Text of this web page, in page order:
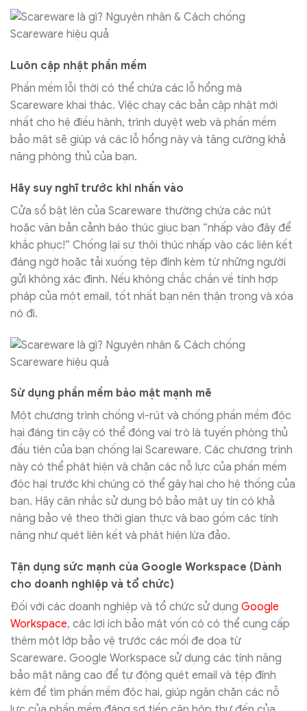
Luôn cập nhật phần mềm
Phần mềm lỗi thời có thể chứa các lỗ hổng mà
Scareware khai thác. Việc chạy các bản cập nhật mới
nhất cho hệ điều hành, trình duyệt web và phần mềm
bảo mật sẽ giúp vá các lỗ hổng này và tăng cường khả
năng phòng thủ của bạn.
Hãy suy nghĩ trước khi nhấn vào
Cửa sổ bật lên của Scareware thường chứa các nút
hoặc văn bản cảnh báo thúc giục bạn “nhấp vào đây để
khắc phục!” Chống lại sự thôi thúc nhấp vào các liên kết
đáng ngờ hoặc tải xuống tệp đính kèm từ những người
gửi không xác định. Nếu không chắc chắn về tính hợp
pháp của một email, tốt nhất bạn nên thận trọng và xóa
nó đi.
Sử dụng phần mềm bảo mật mạnh mẽ
Một chương trình chống vi-rút và chống phần mềm độc
hại đáng tin cậy có thể đóng vai trò là tuyến phòng thủ
đầu tiên của bạn chống lại Scareware. Các chương trình
này có thể phát hiện và chặn các nỗ lực của phần mềm
độc hại trước khi chúng có thể gây hại cho hệ thống của
bạn. Hãy cân nhắc sử dụng bộ bảo mật uy tín có khả
năng bảo vệ theo thời gian thực và bao gồm các tính
năng như quét liên kết và phát hiện lừa đảo.
Tận dụng sức mạnh của Google Workspace (Dành
cho doanh nghiệp và tổ chức)
Đối với các doanh nghiệp và tổ chức sử dụng Google
Workspace, các lợi ích bảo mật vốn có có thể cung cấp
thêm một lớp bảo vệ trước các mối đe dọa từ
Scareware. Google Workspace sử dụng các tính năng
bảo mật nâng cao để tự động quét email và tệp đính
kèm để tìm phần mềm độc hại, giúp ngăn chặn các nỗ